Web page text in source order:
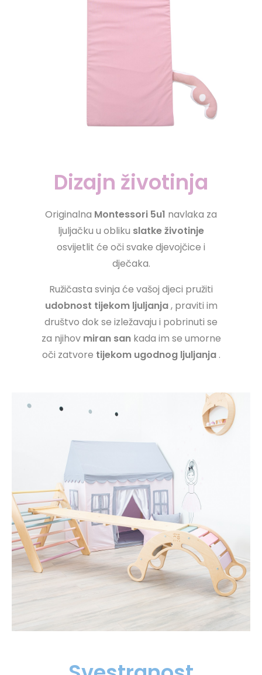
Dizajn životinja
Originalna Montessori 5u1 navlaka za
ljuljačku u obliku slatke životinje
osvijetlit će oči svake djevojčice i
dječaka.
Ružičasta svinja će vašoj djeci pružiti
udobnost tijekom ljuljanja, praviti im
društvo dok se izležavaju i pobrinuti se
za njihov miran sankada im se umorne
oči zatvore tijekom ugodnog ljuljanja.